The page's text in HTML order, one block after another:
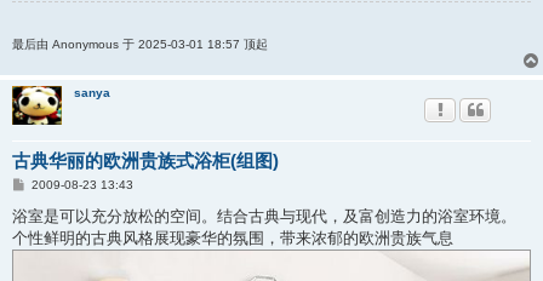
最后由 Anonymous 于 2025-03-01 18:57 顶起
sanya
古典华丽的欧洲贵族式浴柜(组图)
帖
2009-08-23 13:43
浴室是可以充分放松的空间。结合古典与现代，及富创造力的浴室环境。
个性鲜明的古典风格展现豪华的氛围，带来浓郁的欧洲贵族气息